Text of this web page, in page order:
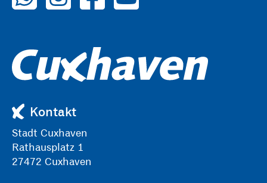
Kontakt
Stadt Cuxhaven
Rathausplatz 1
27472 Cuxhaven